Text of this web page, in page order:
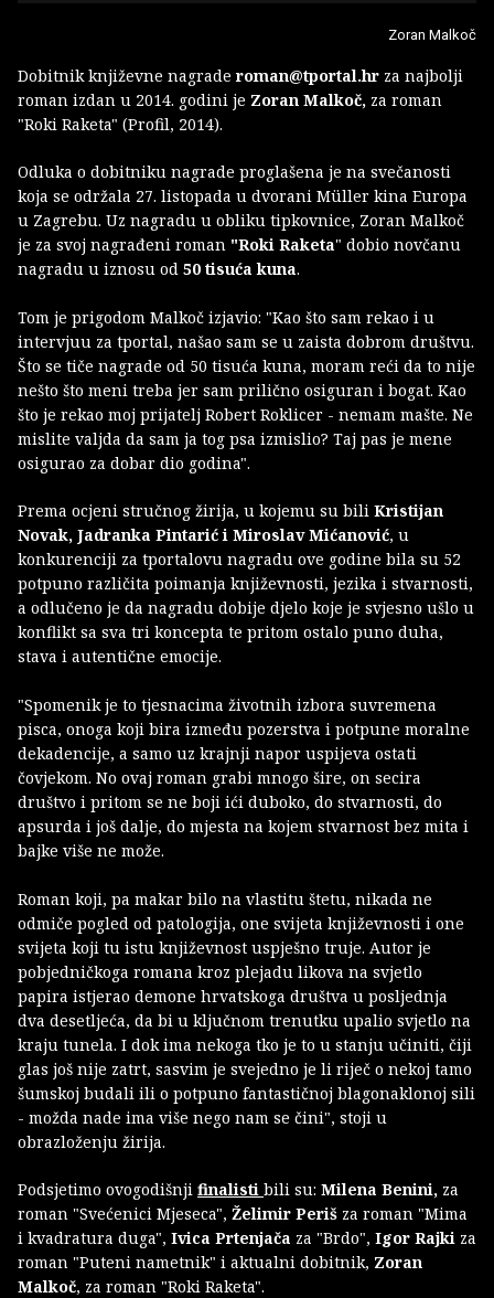
Zoran Malkoč
Dobitnik književne nagrade roman@tportal.hr za najbolji
roman izdan u 2014. godini je Zoran Malkoč, za roman
"Roki Raketa" (Profil, 2014).
Odluka o dobitniku nagrade proglašena je na svečanosti
koja se održala 27. listopada u dvorani Müller kina Europa
u Zagrebu. Uz nagradu u obliku tipkovnice, Zoran Malkoč
je za svoj nagrađeni roman "Roki Raketa" dobio novčanu
nagradu u iznosu od 50 tisuća kuna.
Tom je prigodom Malkoč izjavio: "Kao što sam rekao i u
intervjuu za tportal, našao sam se u zaista dobrom društvu.
Što se tiče nagrade od 50 tisuća kuna, moram reći da to nije
nešto što meni treba jer sam prilično osiguran i bogat. Kao
što je rekao moj prijatelj Robert Roklicer - nemam mašte. Ne
mislite valjda da sam ja tog psa izmislio? Taj pas je mene
osigurao za dobar dio godina".
Prema ocjeni stručnog žirija, u kojemu su bili Kristijan
Novak, Jadranka Pintarić i Miroslav Mićanović, u
konkurenciji za tportalovu nagradu ove godine bila su 52
potpuno različita poimanja književnosti, jezika i stvarnosti,
a odlučeno je da nagradu dobije djelo koje je svjesno ušlo u
konflikt sa sva tri koncepta te pritom ostalo puno duha,
stava i autentične emocije.
"Spomenik je to tjesnacima životnih izbora suvremena
pisca, onoga koji bira između pozerstva i potpune moralne
dekadencije, a samo uz krajnji napor uspijeva ostati
čovjekom. No ovaj roman grabi mnogo šire, on secira
društvo i pritom se ne boji ići duboko, do stvarnosti, do
apsurda i još dalje, do mjesta na kojem stvarnost bez mita i
bajke više ne može.
Roman koji, pa makar bilo na vlastitu štetu, nikada ne
odmiče pogled od patologija, one svijeta književnosti i one
svijeta koji tu istu književnost uspješno truje. Autor je
pobjedničkoga romana kroz plejadu likova na svjetlo
papira istjerao demone hrvatskoga društva u posljednja
dva desetljeća, da bi u ključnom trenutku upalio svjetlo na
kraju tunela. I dok ima nekoga tko je to u stanju učiniti, čiji
glas još nije zatrt, sasvim je svejedno je li riječ o nekoj tamo
šumskoj budali ili o potpuno fantastičnoj blagonaklonoj sili
- možda nade ima više nego nam se čini", stoji u
obrazloženju žirija.
Podsjetimo ovogodišnji finalisti bili su: Milena Benini, za
roman "Svećenici Mjeseca", Želimir Periš za roman "Mima
i kvadratura duga", Ivica Prtenjača za "Brdo", Igor Rajki za
roman "Puteni nametnik" i aktualni dobitnik, Zoran
Malkoč, za roman "Roki Raketa".